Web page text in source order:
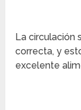
La circulación
correcta, y
excelente